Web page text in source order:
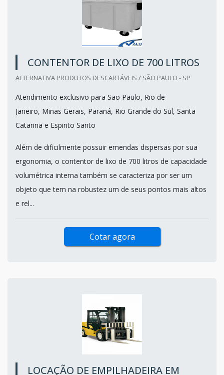
CONTENTOR DE LIXO DE 700 LITROS
ALTERNATIVA PRODUTOS DESCARTÁVEIS / SÃO PAULO - SP
Atendimento exclusivo para São Paulo, Rio de
Janeiro, Minas Gerais, Paraná, Rio Grande do Sul, Santa
Catarina e Espirito Santo
Além de dificilmente possuir emendas dispersas por sua
ergonomia, o contentor de lixo de 700 litros de capacidade
volumétrica interna também se caracteriza por ser um
objeto que tem na robustez um de seus pontos mais altos
e rel...
Cotar agora
LOCAÇÃO DE EMPILHADEIRA EM